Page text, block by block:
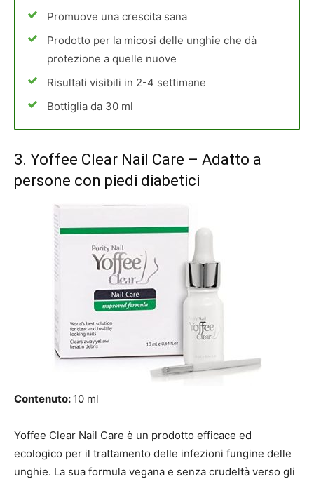
Promuove una crescita sana
Prodotto per la micosi delle unghie che dà
protezione a quelle nuove
Risultati visibili in 2-4 settimane
Bottiglia da 30 ml
3. Yoffee Clear Nail Care – Adatto a
persone con piedi diabetici
Contenuto: 10 ml
Yoffee Clear Nail Care è un prodotto efficace ed
ecologico per il trattamento delle infezioni fungine delle
unghie. La sua formula vegana e senza crudeltà verso gli